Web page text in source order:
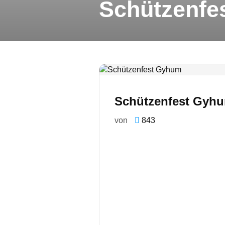
Schützenfest
von 843